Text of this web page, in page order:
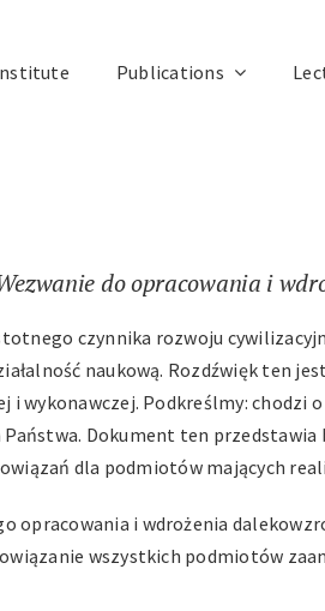
Publications
do opracowania i
czynnika rozwoju
naukową. Rozdźwięk ten
i wykonawczej. Podkreślmy:
Dokument ten
dla podmiotów mających
opracowania i wdrożenia
wszystkich podmiotów